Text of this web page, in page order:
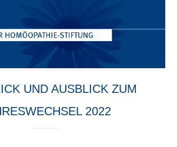
UND AUSBLICK ZUM
2022